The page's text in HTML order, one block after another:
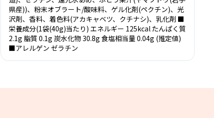
県産))、粉末オブラート/酸味料、ゲル化剤(ペクチン)、光
沢剤、香料、着色料(アカキャベツ、クチナシ)、乳化剤 ■
栄養成分(1袋(40g)当たり) エネルギー 125kcal たんぱく質
2.1g 脂質 0.1g 炭水化物 30.8g 食塩相当量 0.04g (推定値)
■アレルゲン ゼラチン